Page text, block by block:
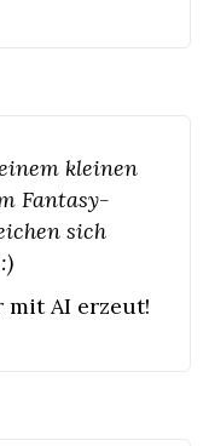
kleinen
Fantasy-
sich
AI erzeut!